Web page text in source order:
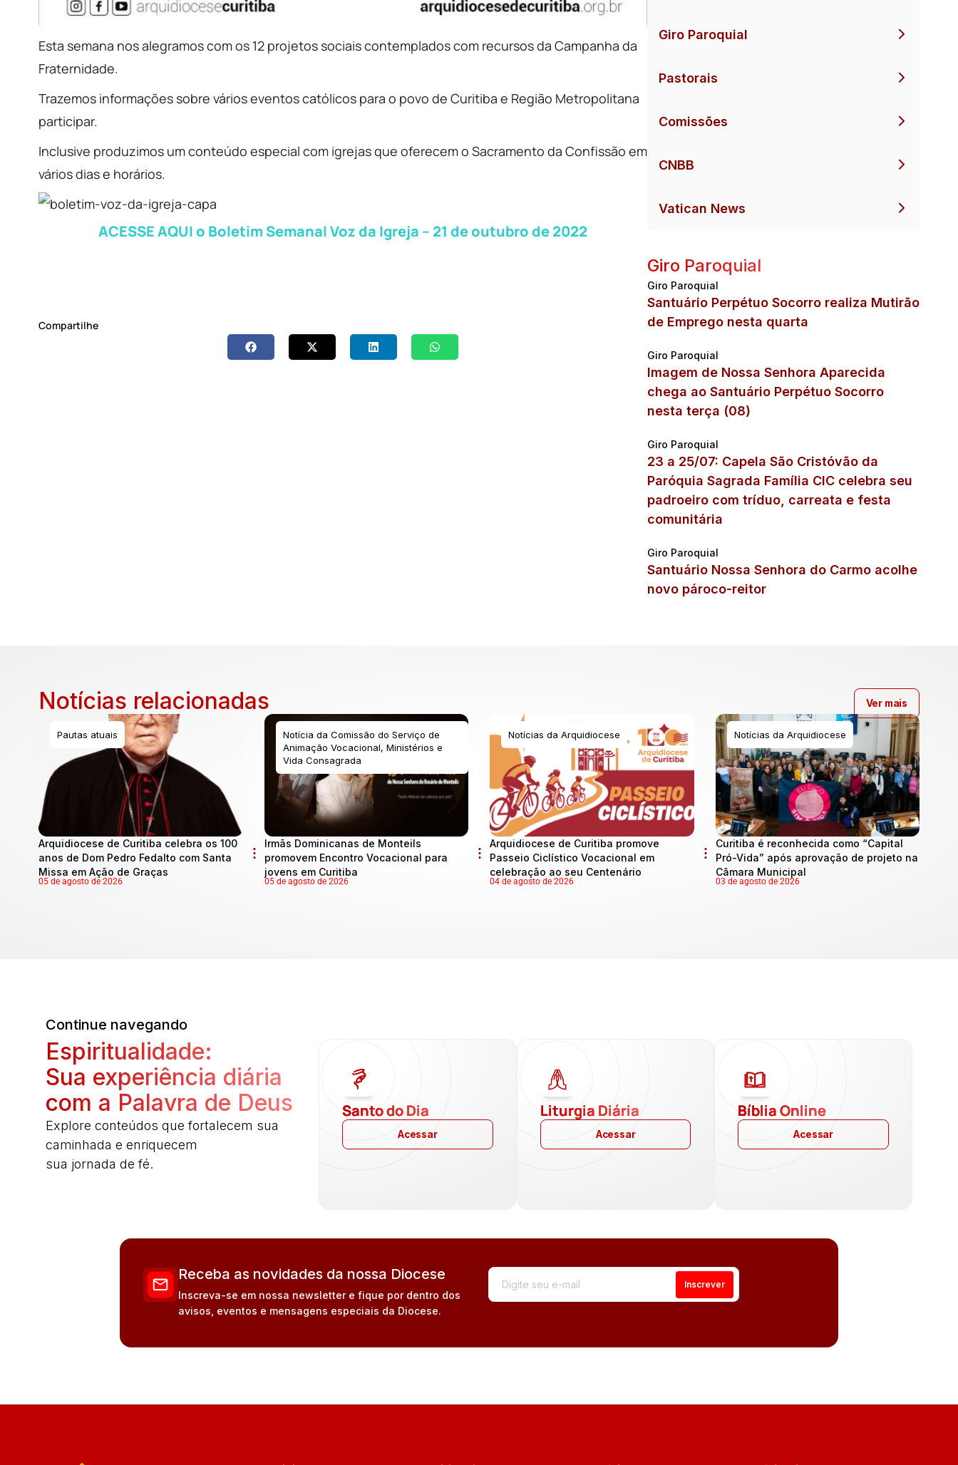
Esta semana nos alegramos com os 12 projetos sociais contemplados com recursos da Campanha da
Fraternidade.
Trazemos informações sobre vários eventos católicos para o povo de Curitiba e Região Metropolitana
participar.
Inclusive produzimos um conteúdo especial com igrejas que oferecem o Sacramento da Confissão em
vários dias e horários.
ACESSE AQUI o Boletim Semanal Voz da Igreja – 21 de outubro de 2022
Compartilhe
Giro Paroquial
Pastorais
Comissões
CNBB
Vatican News
Giro Paroquial
Giro Paroquial
Santuário Perpétuo Socorro realiza Mutirão
de Emprego nesta quarta
Giro Paroquial
Imagem de Nossa Senhora Aparecida
chega ao Santuário Perpétuo Socorro
nesta terça (08)
Giro Paroquial
23 a 25/07: Capela São Cristóvão da
Paróquia Sagrada Família CIC celebra seu
padroeiro com tríduo, carreata e festa
comunitária
Giro Paroquial
Santuário Nossa Senhora do Carmo acolhe
novo pároco-reitor
Notícias relacionadas
Pautas atuais
Arquidiocese de Curitiba celebra os 100
anos de Dom Pedro Fedalto com Santa
Missa em Ação de Graças
05 de agosto de 2026
Notícia da Comissão do Serviço de
Animação Vocacional, Ministérios e
Vida Consagrada
Irmãs Dominicanas de Monteils
promovem Encontro Vocacional para
jovens em Curitiba
05 de agosto de 2026
Notícias da Arquidiocese
Arquidiocese de Curitiba promove
Passeio Ciclístico Vocacional em
celebração ao seu Centenário
04 de agosto de 2026
Notícias da Arquidiocese
Curitiba é reconhecida como “Capital
Pró-Vida” após aprovação de projeto na
Câmara Municipal
03 de agosto de 2026
Ver mais
Continue navegando
Espiritualidade:
Sua experiência diária
com a Palavra de Deus
Explore conteúdos que fortalecem sua
caminhada e enriquecem
sua jornada de fé.
Santo do Dia
Acessar
Liturgia Diária
Acessar
Bíblia Online
Acessar
Receba as novidades da nossa Diocese
Inscreva-se em nossa newsletter e fique por dentro dos
avisos, eventos e mensagens especiais da Diocese.